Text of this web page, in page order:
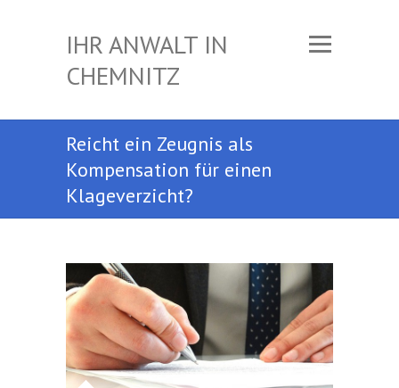
IHR ANWALT IN
CHEMNITZ
Reicht ein Zeugnis als
Kompensation für einen
Klageverzicht?